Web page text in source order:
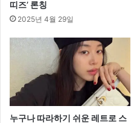
띠즈’ 론칭
2025년 4월 29일
누구나 따라하기 쉬운 레트로 스